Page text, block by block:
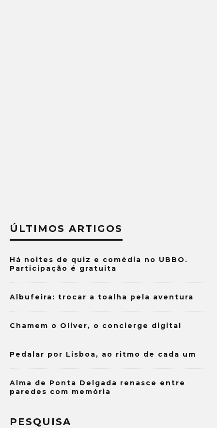
ÚLTIMOS ARTIGOS
Há noites de quiz e comédia no UBBO.
Participação é gratuita
Albufeira: trocar a toalha pela aventura
Chamem o Oliver, o concierge digital
Pedalar por Lisboa, ao ritmo de cada um
Alma de Ponta Delgada renasce entre
paredes com memória
PESQUISA